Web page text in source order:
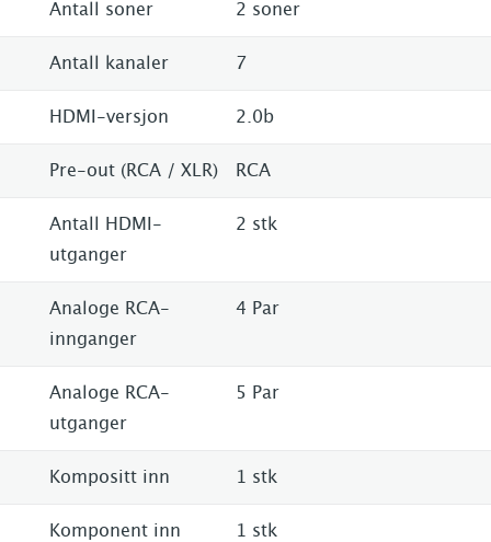
Antall soner 2 soner
Antall kanaler 7
HDMI-versjon 2.0b
Pre-out (RCA / XLR) RCA
Antall HDMI-
utganger
2 stk
Analoge RCA-
innganger
4 Par
Analoge RCA-
utganger
5 Par
Kompositt inn 1 stk
Komponent inn 1 stk